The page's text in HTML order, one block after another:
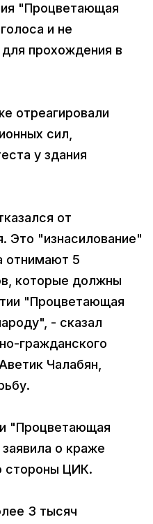
"Процветающая
и не
прохождения в
отреагировали
сил,
у здания
от
Это "изнасилование"
отнимают 5
которые должны
"Процветающая
- сказал
гражданского
Чалабян,
"Процветающая
о краже
стороны ЦИК.
3 тысяч